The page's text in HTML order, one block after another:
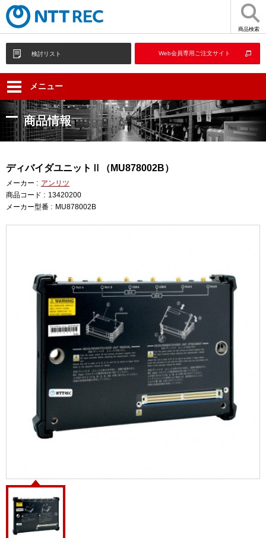
商品検索
検討リスト Web会員専用ご注文サイト
メニュー
商品情報
ディバイダユニットⅡ（MU878002B）
メーカー : アンリツ
商品コード : 13420200
メーカー型番 : MU878002B